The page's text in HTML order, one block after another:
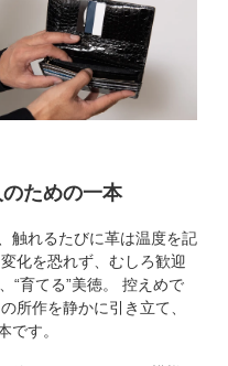
ための一本
触れるたびに革は温度を記
化を恐れず、むしろ歓迎
“育てる”美徳。 控えめで
所作を静かに引き立て、
です。